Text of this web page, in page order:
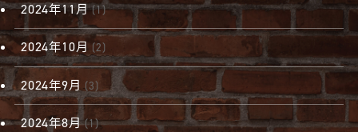
2024年11月(1)
2024年10月 (2)
2024年9月 (3)
2024年8月(1)